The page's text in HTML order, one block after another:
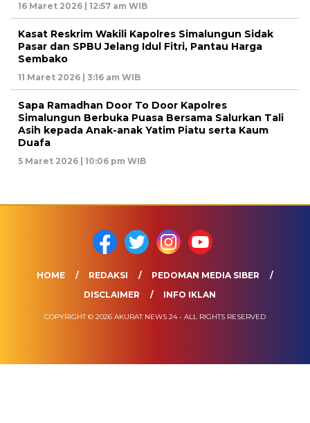
16 Maret 2026 | 12:57 am WIB
Kasat Reskrim Wakili Kapolres Simalungun Sidak
Pasar dan SPBU Jelang Idul Fitri, Pantau Harga
Sembako
11 Maret 2026 | 3:16 am WIB
Sapa Ramadhan Door To Door Kapolres
Simalungun Berbuka Puasa Bersama Salurkan Tali
Asih kepada Anak-anak Yatim Piatu serta Kaum
Duafa
5 Maret 2026 | 10:06 pm WIB
HOME REDAKSI
PEDOMAN MEDIA SIBER
DISCLAIMER
INFO IKLAN
COPYRIGHT © 2026 AKURAT NEWS 24 - ALL RIGHTS RESERVED